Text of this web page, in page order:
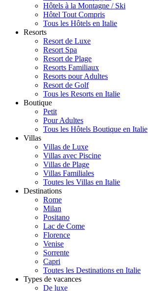
Hôtels à la Montagne / Ski
Hôtel Tout Compris
Tous les Hôtels en Italie
Resorts
Resort de Luxe
Resort Spa
Resort de Plage
Resorts Familiaux
Resorts pour Adultes
Resort de Golf
Tous les Resorts en Italie
Boutique
Petit
Pour Adultes
Tous les Hôtels Boutique en Italie
Villas
Villas de Luxe
Villas avec Piscine
Villas de Plage
Villas Familiales
Toutes les Villas en Italie
Destinations
Rome
Milan
Positano
Lac de Come
Florence
Venise
Sorrente
Capri
Toutes les Destinations en Italie
Types de vacances
De luxe